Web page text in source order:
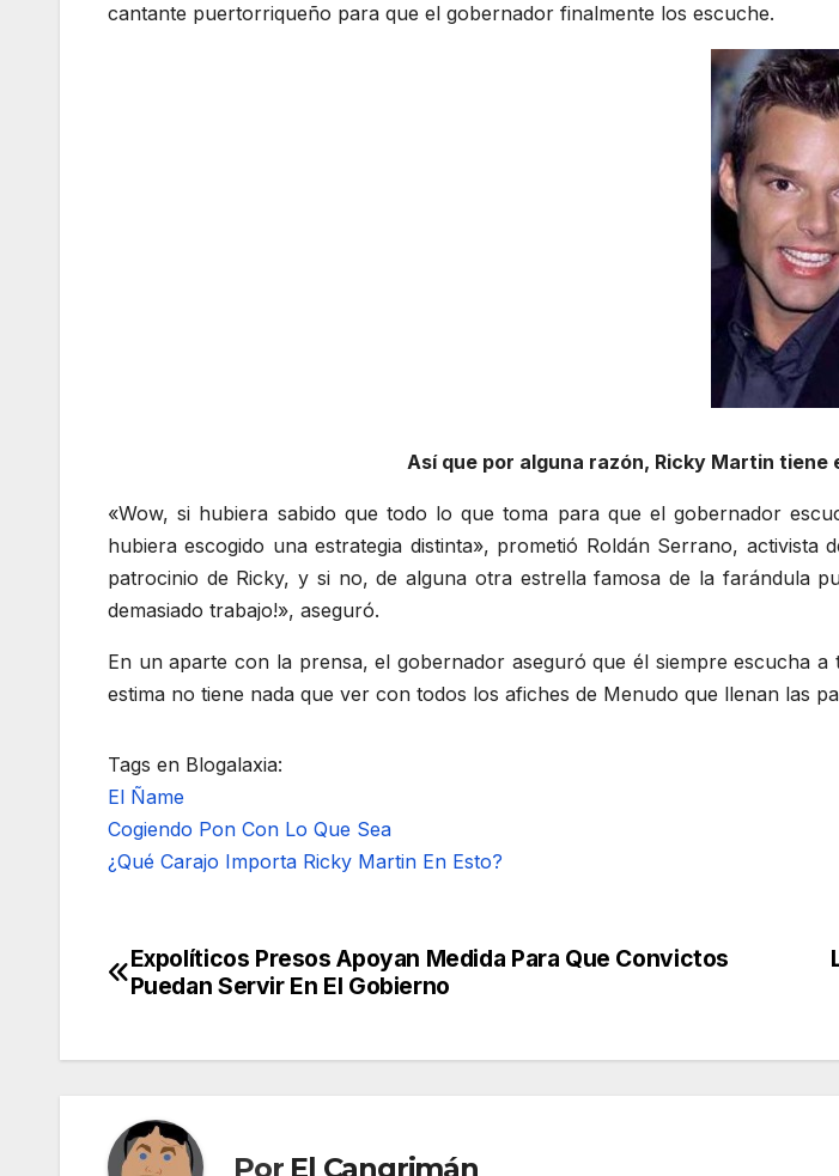
cantante puertorriqueño para que el gobernador finalmente los escuche.
Así que por alguna razón, Ricky Martin tiene
«Wow, si hubiera sabido que todo lo que toma para que el gobernador
hubiera escogido una estrategia distinta», prometió Roldán Serrano,
patrocinio de Ricky, y si no, de alguna otra estrella famosa de la farándula
demasiado trabajo!», aseguró.
En un aparte con la prensa, el gobernador aseguró que él siempre escucha
estima no tiene nada que ver con todos los afiches de Menudo que llenan las
Tags en Blogalaxia:
El Ñame
Cogiendo Pon Con Lo Que Sea
¿Qué Carajo Importa Ricky Martin En Esto?
Navegación
entradas
Expolíticos Presos Apoyan Medida Para Que Convictos
Puedan Servir En El Gobierno
Por El Cangrimán